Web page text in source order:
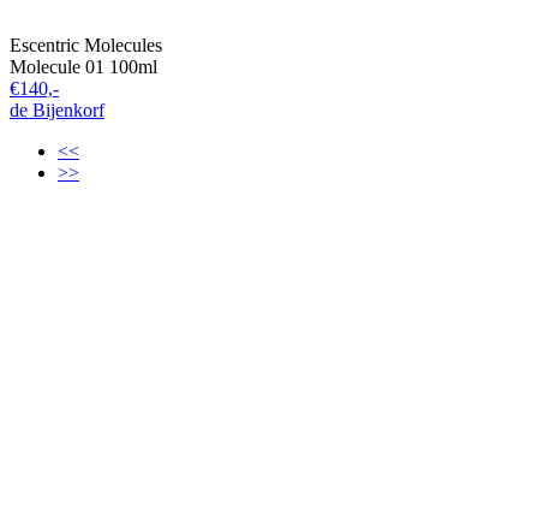
Escentric Molecules
Molecule 01 100ml
€140,-
de Bijenkorf
<<
>>